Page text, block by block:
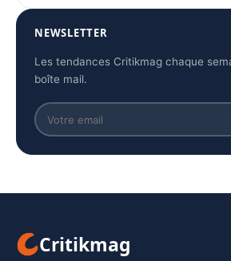
NEWSLETTER
Les tendances Critikmag chaque
boîte mail.
Critikmag